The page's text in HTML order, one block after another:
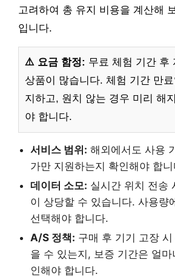
고려하여 총 유지 비용을 계산해
입니다.
⚠️ 요금 함정: 무료 체험 기간 후
상품이 많습니다. 체험 기간 만
지하고, 원치 않는 경우 미리 해
야 합니다.
서비스 범위: 해외에서도 사용
가만 지원하는지 확인해야 합니
데이터 소모: 실시간 위치 전송
이 상당할 수 있습니다. 사용량
선택해야 합니다.
A/S 정책: 구매 후 기기 고장
을 수 있는지, 보증 기간은 얼
인해야 합니다.